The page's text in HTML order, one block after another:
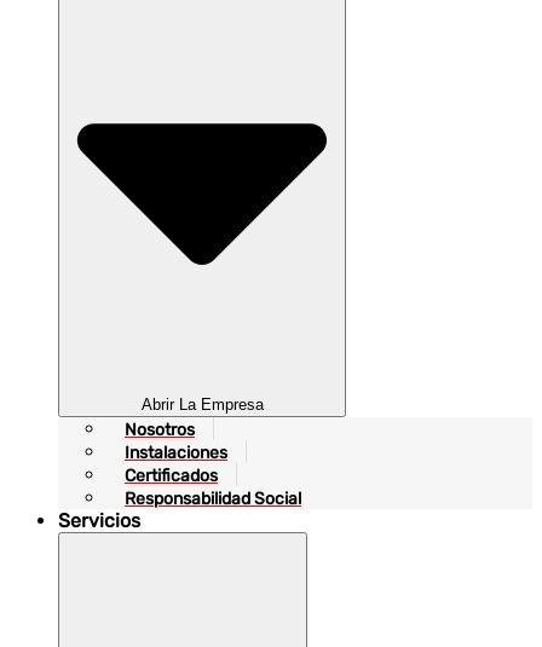
Abrir La Empresa
Nosotros
Instalaciones
Certificados
Responsabilidad Social
Servicios